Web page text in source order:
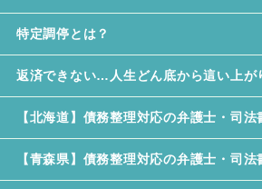
特定調停とは？
返済できない…人生どん底から這い上が
【北海道】債務整理対応の弁護士・司法
【青森県】債務整理対応の弁護士・司法